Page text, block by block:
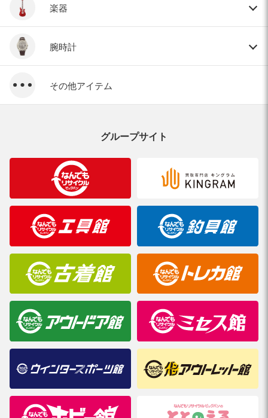
楽器
腕時計
その他アイテム
グループサイト